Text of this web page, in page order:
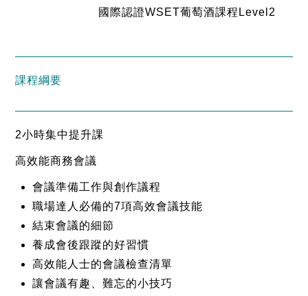
國際認證WSET葡萄酒課程Level2
課程綱要
2小時集中提升課
高效能商務會議
會議準備工作與創作議程
職場達人必備的7項高效會議技能
結束會議的細節
養成會後跟蹤的好習慣
高效能人士的會議檢查清單
讓會議有趣、難忘的小技巧